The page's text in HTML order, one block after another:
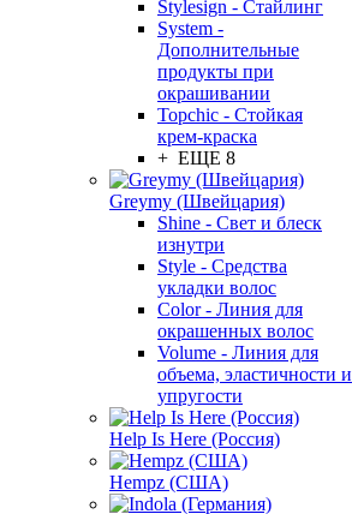
Stylesign - Стайлинг
System -
Дополнительные
продукты при
окрашивании
Topchic - Стойкая
крем-краска
+ ЕЩЕ 8
Greymy (Швейцария)
Shine - Свет и блеск
изнутри
Style - Средства
укладки волос
Color - Линия для
окрашенных волос
Volume - Линия для
объема, эластичности и
упругости
Help Is Here (Россия)
Hempz (США)